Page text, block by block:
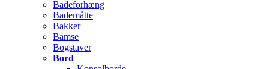
Badeforhæng
Bademåtte
Bakker
Bamse
Bogstaver
Bord